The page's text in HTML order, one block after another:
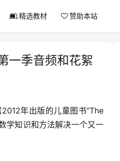
精选教材 赞助本站
一季音频和花絮
年出版的儿童图书“The
学知识和方法解决一个又一